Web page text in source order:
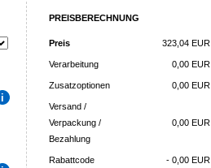
PREISBERECHNUNG
Preis 323,04 EUR
Verarbeitung 0,00 EUR
Zusatzoptionen 0,00 EUR
Versand /
Verpackung /
Bezahlung
0,00 EUR
Rabattcode - 0,00 EUR